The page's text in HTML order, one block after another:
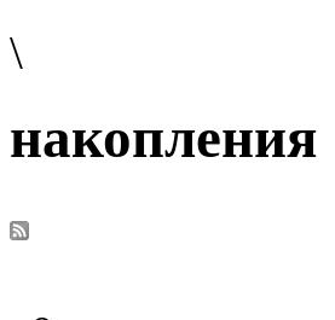
\
накопления